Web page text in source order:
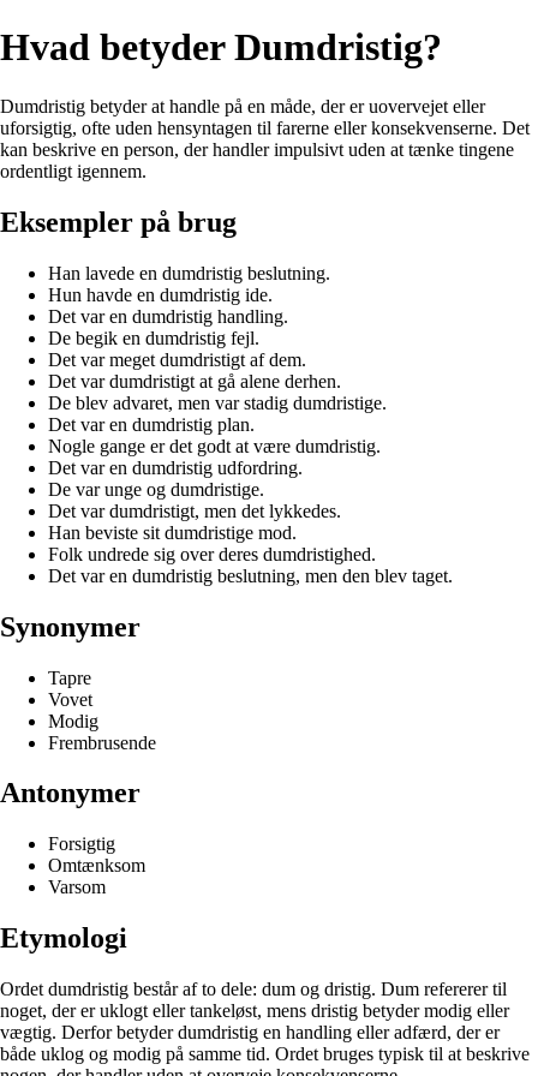
Hvad betyder Dumdristig?
Dumdristig betyder at handle på en måde, der er uovervejet eller
uforsigtig, ofte uden hensyntagen til farerne eller konsekvenserne. Det
kan beskrive en person, der handler impulsivt uden at tænke tingene
ordentligt igennem.
Eksempler på brug
Han lavede en dumdristig beslutning.
Hun havde en dumdristig ide.
Det var en dumdristig handling.
De begik en dumdristig fejl.
Det var meget dumdristigt af dem.
Det var dumdristigt at gå alene derhen.
De blev advaret, men var stadig dumdristige.
Det var en dumdristig plan.
Nogle gange er det godt at være dumdristig.
Det var en dumdristig udfordring.
De var unge og dumdristige.
Det var dumdristigt, men det lykkedes.
Han beviste sit dumdristige mod.
Folk undrede sig over deres dumdristighed.
Det var en dumdristig beslutning, men den blev taget.
Synonymer
Tapre
Vovet
Modig
Frembrusende
Antonymer
Forsigtig
Omtænksom
Varsom
Etymologi
Ordet dumdristig består af to dele: dum og dristig. Dum refererer til
noget, der er uklogt eller tankeløst, mens dristig betyder modig eller
vægtig. Derfor betyder dumdristig en handling eller adfærd, der er
både uklog og modig på samme tid. Ordet bruges typisk til at beskrive